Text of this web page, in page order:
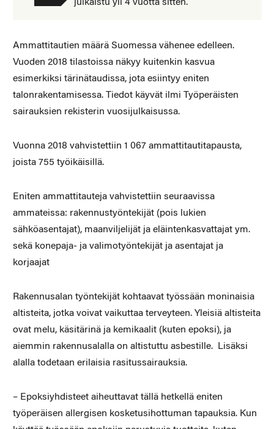
julkaistu yli 4 vuotta sitten.
Ammattitautien määrä Suomessa vähenee edelleen.
Vuoden 2018 tilastoissa näkyy kuitenkin kasvua
esimerkiksi tärinätaudissa, jota esiintyy eniten
talonrakentamisessa. Tiedot käyvät ilmi Työperäisten
sairauksien rekisterin vuosijulkaisussa.
Vuonna 2018 vahvistettiin 1 067 ammattitautitapausta,
joista 755 työikäisillä.
Eniten ammattitauteja vahvistettiin seuraavissa
ammateissa: rakennustyöntekijät (pois lukien
sähköasentajat), maanviljelijät ja eläintenkasvattajat ym.
sekä konepaja- ja valimotyöntekijät ja asentajat ja
korjaajat
Rakennusalan työntekijät kohtaavat työssään moninaisia
altisteita, jotka voivat vaikuttaa terveyteen. Yleisiä altisteita
ovat melu, käsitärinä ja kemikaalit (kuten epoksi), ja
aiemmin rakennusalalla on altistuttu asbestille. Lisäksi
alalla todetaan erilaisia rasitussairauksia.
– Epoksiyhdisteet aiheuttavat tällä hetkellä eniten
työperäisen allergisen kosketusihottuman tapauksia. Kun